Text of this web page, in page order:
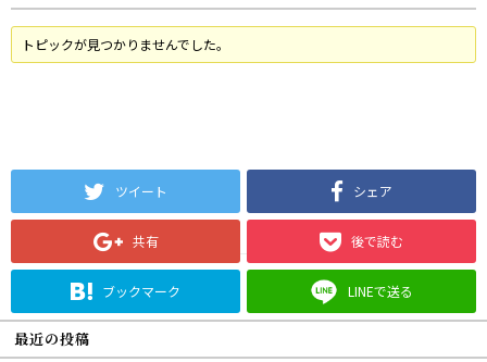
トピックが見つかりませんでした。
ツイート シェア
共有 後で読む
ブックマーク LINEで送る
最近の投稿